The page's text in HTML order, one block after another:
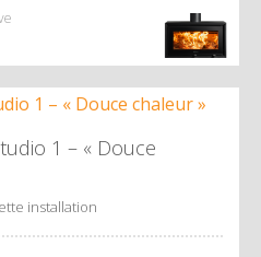
1 – « Douce
installation